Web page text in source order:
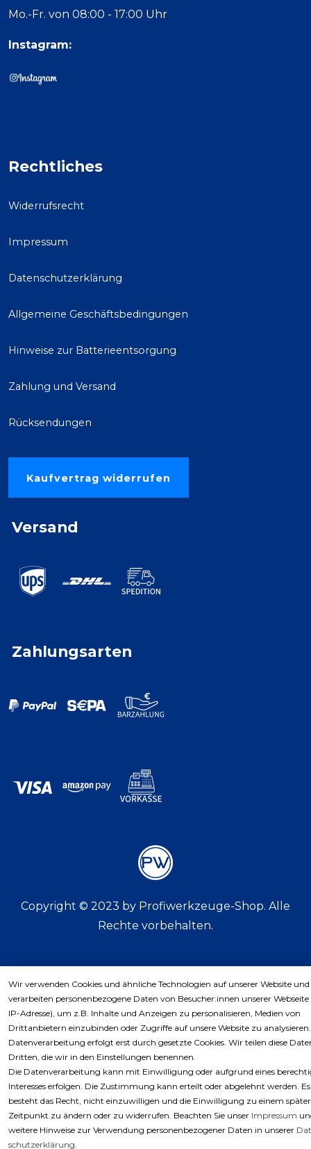
Mo.-Fr. von 08:00 - 17:00 Uhr
Instagram:
Rechtliches
Widerrufsrecht
Impressum
Datenschutzerklärung
Allgemeine Geschäftsbedingungen
Hinweise zur Batterieentsorgung
Zahlung und Versand
Rücksendungen
Kaufvertrag widerrufen
Versand
Zahlungsarten
Copyright © 2023 by Profiwerkzeuge-Shop. Alle
Rechte vorbehalten.
Wir verwenden Cookies und ähnliche Technologien auf unserer Website und
verarbeiten personenbezogene Daten von Besucher:innen unserer Webseite
IP-Adresse), um z.B. Inhalte und Anzeigen zu personalisieren, Medien von
Drittanbietern einzubinden oder Zugriffe auf unsere Website zu
Datenverarbeitung erfolgt erst durch gesetzte Cookies. Wir teilen diese
Dritten, die wir in den Einstellungen benennen.
Die Datenverarbeitung kann mit Einwilligung oder aufgrund eines
Interesses erfolgen. Die Zustimmung kann erteilt oder abgelehnt werden. Es
besteht das Recht, nicht einzuwilligen und die Einwilligung zu einem
Zeitpunkt zu ändern oder zu widerrufen. Beachten Sie unser Impressum
weitere Hinweise zur Verwendung personenbezogener Daten in unserer
schutz­erklärung.